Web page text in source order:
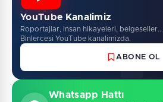
YouTube Kanalimiz
Roportajlar, insan hikayeleri, belgeseller...
Binlercesi YouTube kanalimizda.
ABONE OL
Whatsapp Hattı